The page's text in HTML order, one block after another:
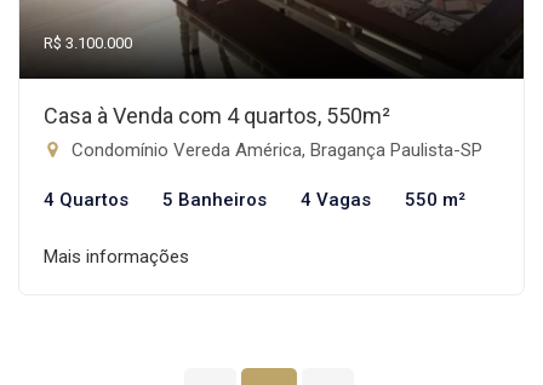
R$ 3.100.000
Casa à Venda com 4 quartos, 550m²
Condomínio Vereda América, Bragança Paulista-SP
4 Quartos 5 Banheiros 4 Vagas 550 m²
Mais informações